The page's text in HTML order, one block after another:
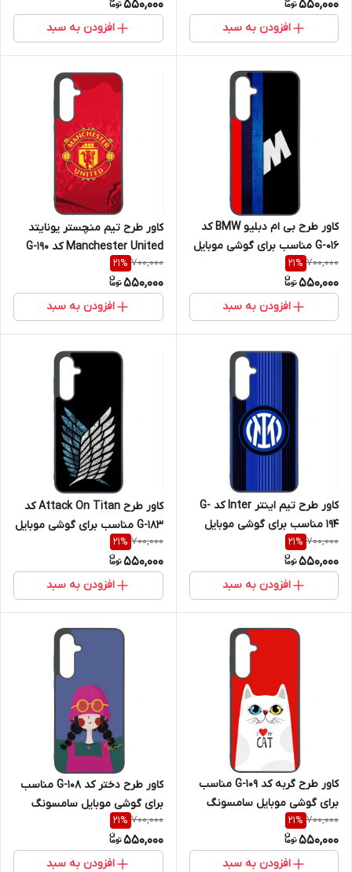
A36
550,000
افزودن به سبد
550,000
افزودن به سبد
کاور طرح بی ام دبلیو BMW کد
G-016 مناسب برای گوشی موبایل
سامسونگ Galaxy A36
700,000
21%
550,000
افزودن به سبد
کاور طرح تیم منچستر یونایتد
Manchester United کد G-190
مناسب برای گوشی موبایل
سامسونگ Galaxy A36
700,000
21%
550,000
افزودن به سبد
کاور طرح تیم اینتر Inter کد G-
194 مناسب برای گوشی موبایل
سامسونگ Galaxy A36
700,000
21%
550,000
افزودن به سبد
کاور طرح Attack On Titan کد
G-183 مناسب برای گوشی موبایل
سامسونگ Galaxy A36
700,000
21%
550,000
افزودن به سبد
کاور طرح گربه کد G-109 مناسب
برای گوشی موبایل سامسونگ
Galaxy A36
700,000
21%
550,000
افزودن به سبد
کاور طرح دختر کد G-108 مناسب
برای گوشی موبایل سامسونگ
Galaxy A36
700,000
21%
550,000
افزودن به سبد